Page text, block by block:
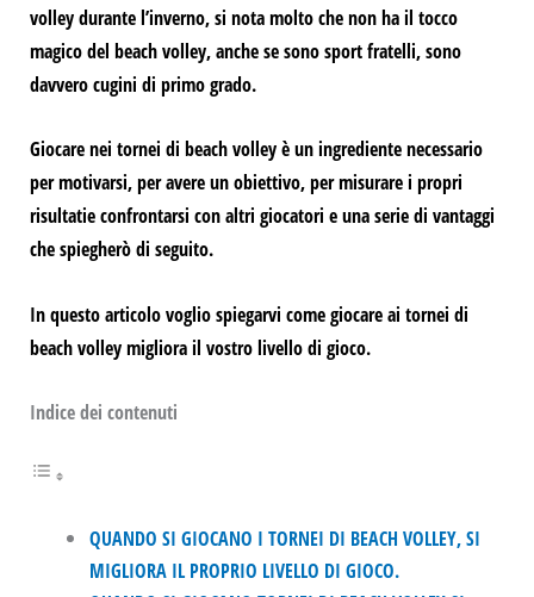
volley durante l’inverno, si nota molto chenon ha il tocco
magico del beach volley,anche se sono sport fratelli, sono
davvero cugini di primo grado.
Giocare nei tornei di beach volley è uningrediente necessario
per motivarsi, per avere un obiettivo, per misurare i propri
risultatie confrontarsi con altri giocatori e una serie di vantaggi
che spiegherò di seguito.
In questo articolo voglio spiegarvi comegiocare ai tornei di
beach volley migliora il vostro livello di gioco.
Indice dei contenuti
QUANDO SI GIOCANO I TORNEI DI BEACH VOLLEY, SI
MIGLIORA IL PROPRIO LIVELLO DI GIOCO.